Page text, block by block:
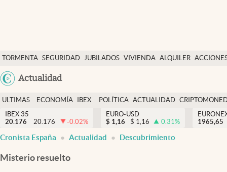
TORMENTA SEGURIDAD JUBILADOS VIVIENDA ALQUILER
USA
Actualidad
Economía y finanzas
Política
Actualidad
Criptomonedas
España
ULTIMAS
NOTICIAS
ECONOMÍA
FINANZAS
IBEX
EURO
POLÍTICA ACTUALIDAD
IBEX 35
20.176
20.176 -0.02%
EURO-USD
$ 1,16 $ 1,16 0.31%
1965,65
Cronista España Actualidad Descubrimiento
Misterio resuelto